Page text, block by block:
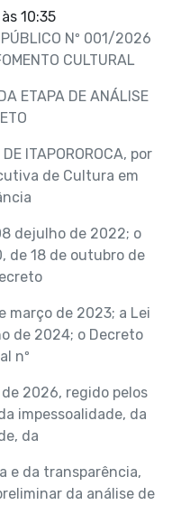
10:35
PÚBLICO Nº 001/2026
CULTURAL
ETAPA DE ANÁLISE
ITAPOROROCA, por
de Cultura em
dejulho de 2022; o
de 18 de outubro de
março de 2023; a Lei
de 2024; o Decreto
nº
2026, regido pelos
impessoalidade, da
da
e da transparência,
da análise de